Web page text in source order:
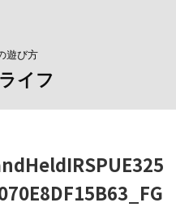
遊び方
イフ